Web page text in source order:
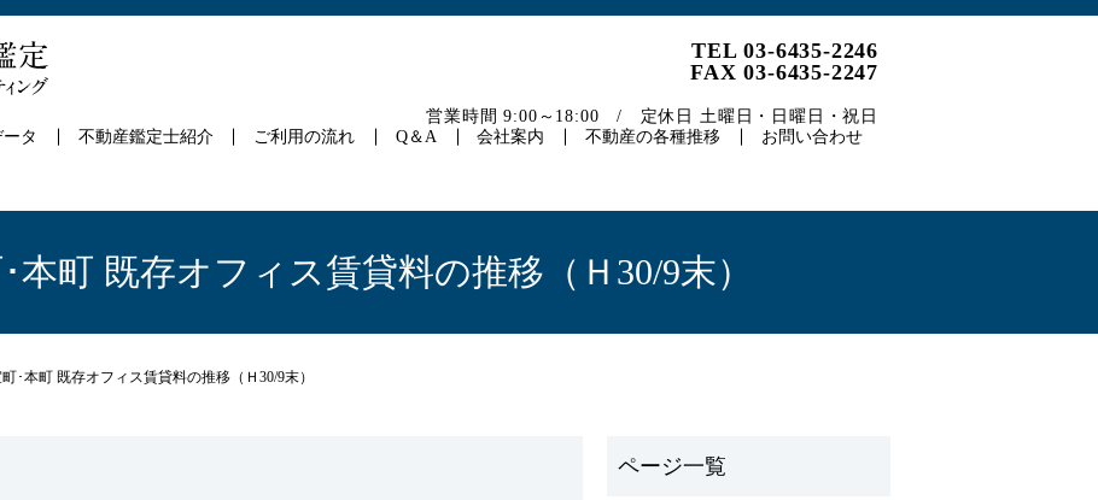
タ 不動産鑑定士紹介 ご利用の流れ Q＆A 会社案内 不動産の各種推移 お問い合わせ
TEL 03-6435-2246
FAX 03-6435-2247
営業時間 9:00～18:00 / 定休日 土曜日・日曜日・祝日
本町 既存オフィス賃貸料の推移（Ｈ30/9末）
･本町 既存オフィス賃貸料の推移（Ｈ30/9末）